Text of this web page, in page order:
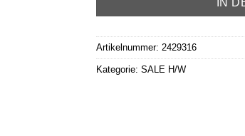
Artikelnummer: 2429316
Kategorie: SALE H/W